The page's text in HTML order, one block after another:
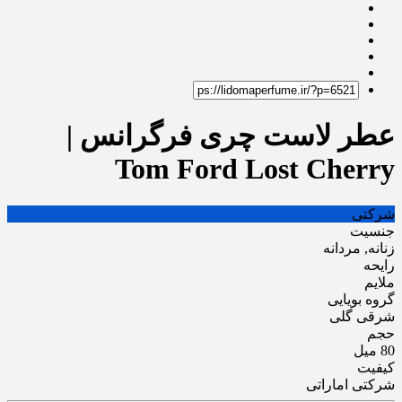
عطر لاست چری فرگرانس |
Tom Ford Lost Cherry
شرکتی
جنسیت
زنانه, مردانه
رایحه
ملایم
گروه بویایی
شرقی گلی
حجم
80 میل
کیفیت
شرکتی اماراتی